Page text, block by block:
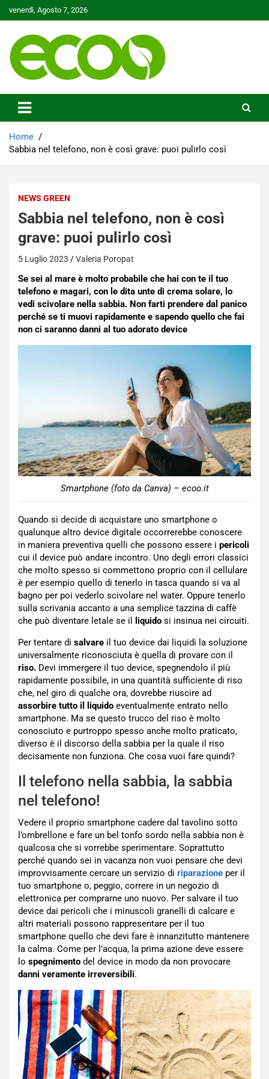
to
venerdì, Agosto 7, 2026
Ecoo.it
Home
Sabbia nel telefono, non è così grave: puoi pulirlo così
NEWS GREEN
Sabbia nel telefono, non è così
grave: puoi pulirlo così
5 Luglio 2023 Valeria Poropat
Se sei al mare è molto probabile che hai con te il tuo
telefono e magari, con le dita unte di crema solare, lo
vedi scivolare nella sabbia. Non farti prendere dal panico
perché se ti muovi rapidamente e sapendo quello che fai
non ci saranno danni al tuo adorato device
Smartphone (foto da Canva) – ecoo.it
Quando si decide di acquistare uno smartphone o
qualunque altro device digitale occorrerebbe conoscere
in maniera preventiva quelli che possono essere i pericoli
cui il device può andare incontro. Uno degli errori classici
che molto spesso si commettono proprio con il cellulare
è per esempio quello di tenerlo in tasca quando si va al
bagno per poi vederlo scivolare nel water. Oppure tenerlo
sulla scrivania accanto a una semplice tazzina di caffè
che può diventare letale se il
liquido si insinua nei circuiti.
Per tentare di salvare il tuo device dai liquidi la soluzione
universalmente riconosciuta è quella di provare con il
riso. Devi immergere il tuo device, spegnendolo il più
rapidamente possibile, in una quantità sufficiente di riso
che, nel giro di qualche ora, dovrebbe riuscire ad
assorbire tutto il liquido eventualmente entrato nello
smartphone. Ma se questo trucco del riso è molto
conosciuto e purtroppo spesso anche molto praticato,
diverso è il discorso della sabbia per la quale il riso
decisamente non funziona. Che cosa vuoi fare quindi?
Il telefono nella sabbia, la sabbia
nel telefono!
Vedere il proprio smartphone cadere dal tavolino sotto
l’ombrellone e fare un bel tonfo sordo nella sabbia non è
qualcosa che si vorrebbe sperimentare. Soprattutto
perché quando sei in vacanza non vuoi pensare che devi
improvvisamente cercare un servizio di riparazione per il
tuo smartphone o, peggio, correre in un negozio di
elettronica per comprarne uno nuovo. Per salvare il tuo
device dai pericoli che i minuscoli granelli di calcare e
altri materiali possono rappresentare per il tuo
smartphone quello che devi fare è innanzitutto mantenere
la calma. Come per l’acqua, la prima azione deve essere
lo spegnimento del device in modo da non provocare
danni veramente irreversibili.